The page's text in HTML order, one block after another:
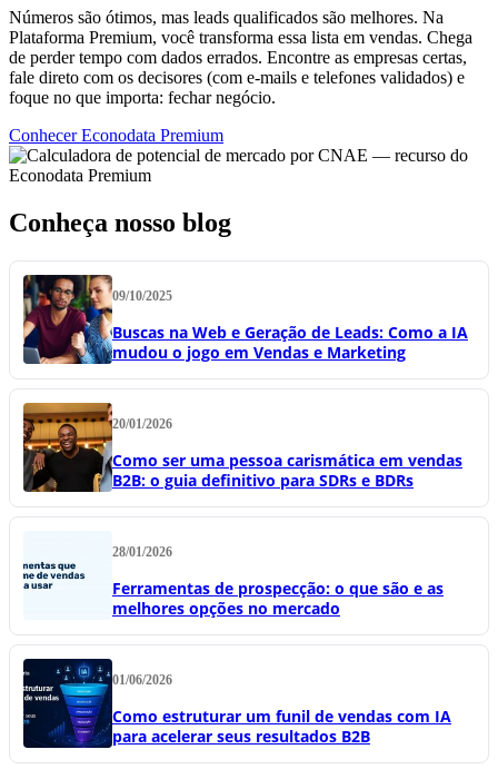
Números são ótimos, mas leads qualificados são melhores. Na
Plataforma Premium, você transforma essa lista em vendas. Chega
de perder tempo com dados errados. Encontre as empresas certas,
fale direto com os decisores (com e-mails e telefones validados) e
foque no que importa: fechar negócio.
Conhecer Econodata Premium
Conheça nosso blog
09/10/2025
Buscas na Web e Geração de Leads: Como a IA
mudou o jogo em Vendas e Marketing
20/01/2026
Como ser uma pessoa carismática em vendas
B2B: o guia definitivo para SDRs e BDRs
28/01/2026
Ferramentas de prospecção: o que são e as
melhores opções no mercado
01/06/2026
Como estruturar um funil de vendas com IA
para acelerar seus resultados B2B